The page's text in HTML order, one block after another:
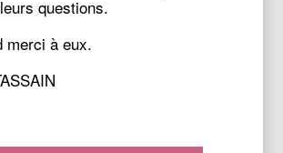
questions.
merci à eux.